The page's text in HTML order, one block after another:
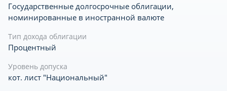
Государственные долгосрочные облигации,
номинированные в иностранной валюте
Тип дохода облигации
Процентный
Уровень допуска
кот. лист "Национальный"